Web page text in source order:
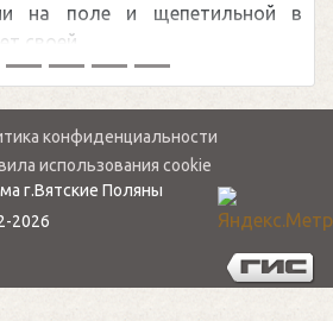
на поле и щепетильной в
своей ...
конфиденциальности
использования cookie
г.Вятские Поляны
2026